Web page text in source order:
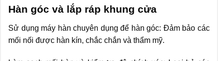
Hàn góc và lắp ráp khung cửa
Sử dụng máy hàn chuyên dụng để hàn góc: Đảm bảo các
mối nối được hàn kín, chắc chắn và thẩm mỹ.